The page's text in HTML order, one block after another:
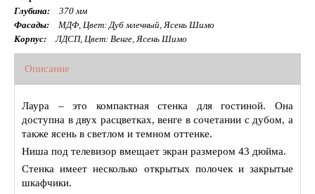
Глубина:
370 мм
Фасады:
МДФ, Цвет: Дуб млечный, Ясень Шимо
Корпус:
ЛДСП, Цвет: Венге, Ясень Шимо
Описание
Лаура – это компактная стенка для гостиной. Она
доступна в двух расцветках, венге в сочетании с дубом, а
также ясень в светлом и темном оттенке.
Ниша под телевизор вмещает экран размером 43 дюйма.
Стенка имеет несколько открытых полочек и закрытые
шкафчики.